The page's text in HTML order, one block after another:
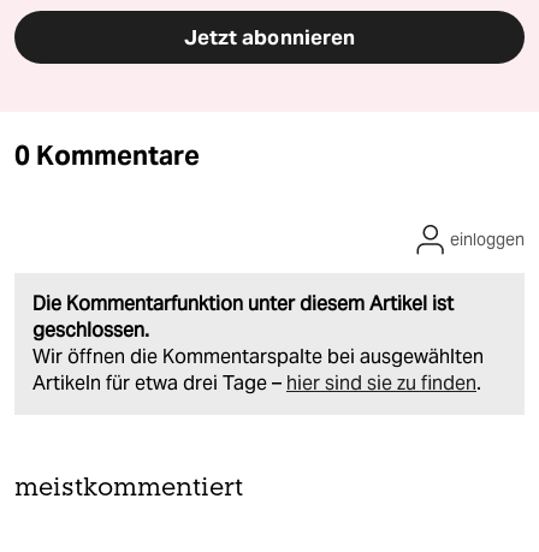
Jetzt abonnieren
0 Kommentare
Die Kommentarfunktion unter diesem Artikel ist
geschlossen.
Wir öffnen die Kommentarspalte bei ausgewählten
Artikeln für etwa drei Tage – hier sind sie zu finden.
einloggen
meistkommentiert